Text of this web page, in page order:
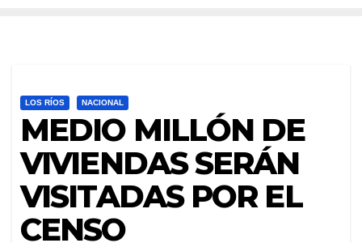
LOS RÍOS NACIONAL
MEDIO MILLÓN DE
VIVIENDAS SERÁN
VISITADAS POR EL
CENSO